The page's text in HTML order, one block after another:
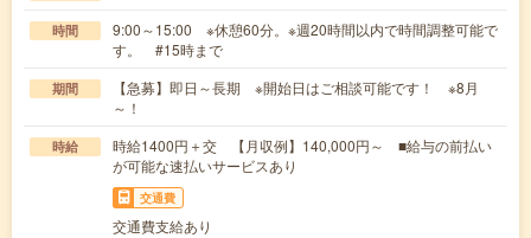
時間
9:00～15:00 ※休憩60分。※週20時間以内で時間調整可能で
す。 #15時まで
期間
【急募】即日～長期 ※開始日はご相談可能です！ ※8月
～！
時給
時給1400円＋交 【月収例】140,000円～ ■給与の前払い
が可能な速払いサービスあり
交通費
交通費支給あり